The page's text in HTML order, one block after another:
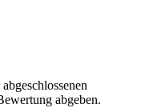
abgeben.